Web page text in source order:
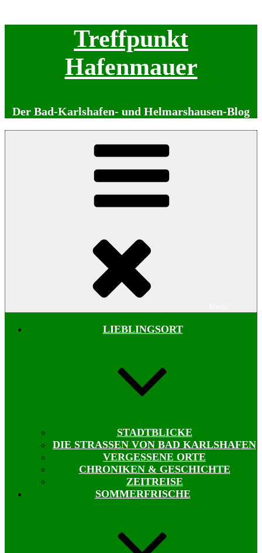
Treffpunkt
Hafenmauer
Der Bad-Karlshafen- und Helmarshausen-Blog
LIEBLINGSORT
STADTBLICKE
DIE STRASSEN VON BAD KARLSHAFEN
VERGESSENE ORTE
CHRONIKEN & GESCHICHTE
ZEITREISE
SOMMERFRISCHE